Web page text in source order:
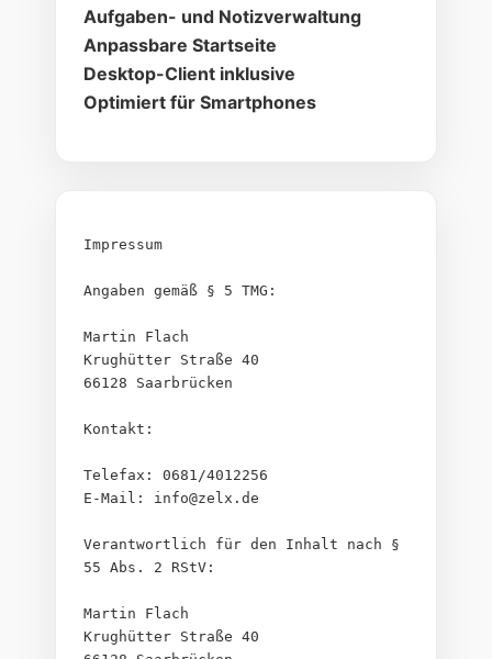
Aufgaben- und Notizverwaltung
Anpassbare Startseite
Desktop-Client inklusive
Optimiert für Smartphones
Impressum
Angaben gemäß § 5 TMG:
Martin Flach
Krughütter Straße 40
66128 Saarbrücken
Kontakt:
Telefax: 0681/4012256
E-Mail: info@zelx.de
Verantwortlich für den Inhalt nach §
55 Abs. 2 RStV:
Martin Flach
Krughütter Straße 40